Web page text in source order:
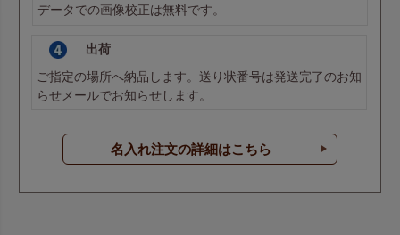
データでの画像校正は無料です。
出荷
ご指定の場所へ納品します。送り状番号は発送完了のお知
らせメールでお知らせします。
名入れ注文の詳細はこちら